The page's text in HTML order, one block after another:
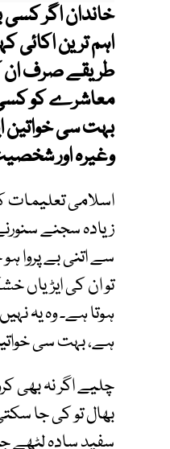
خاندان اگر
اہم ترین
طریقے صرف ان
معاشرے کو
بہت سی خواتین
وغیرہ اور
اسلامی تعلیمات
زیادہ سجنے
سے اتنی بے پروا
تو ان کی ایڑیاں
ہوتا ہے۔ وہ یہ
ہے، بہت سی
چلیے اگر نہ بھی
بھال تو کی جا
سفید سادہ لٹھے